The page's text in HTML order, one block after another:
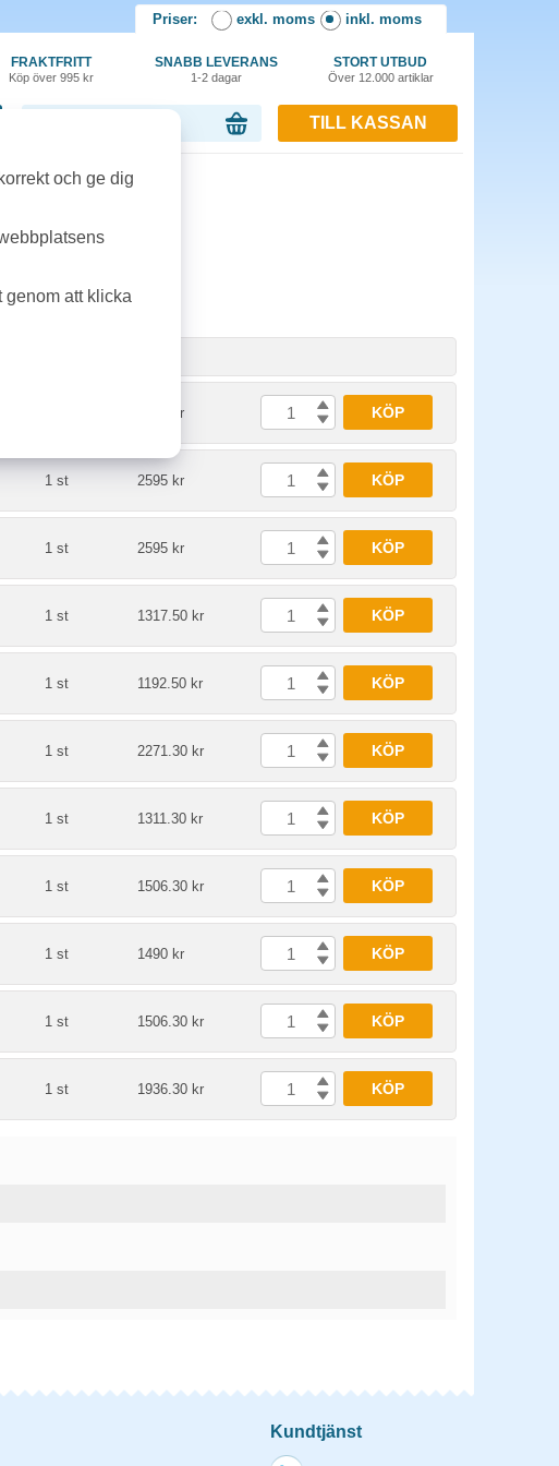
Priser: exkl. moms inkl. moms
FRAKTFRITT
Köp över 995 kr
SNABB LEVERANS
1-2 dagar
STORT UTBUD
Över 12.000 artiklar
TILL KASSAN
2595 kr KÖP
1 st 2595 kr KÖP
1 st 2595 kr KÖP
1 st 1317.50 kr KÖP
1 st 1192.50 kr KÖP
1 st 2271.30 kr KÖP
1 st 1311.30 kr KÖP
1 st 1506.30 kr KÖP
1 st 1490 kr KÖP
1 st 1506.30 kr KÖP
1 st 1936.30 kr KÖP
Kundtjänst
och ge dig
genom att klicka